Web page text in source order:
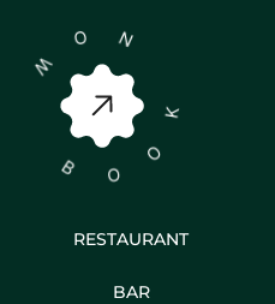
W
O N
K
O
O
B
RESTAURANT
BAR